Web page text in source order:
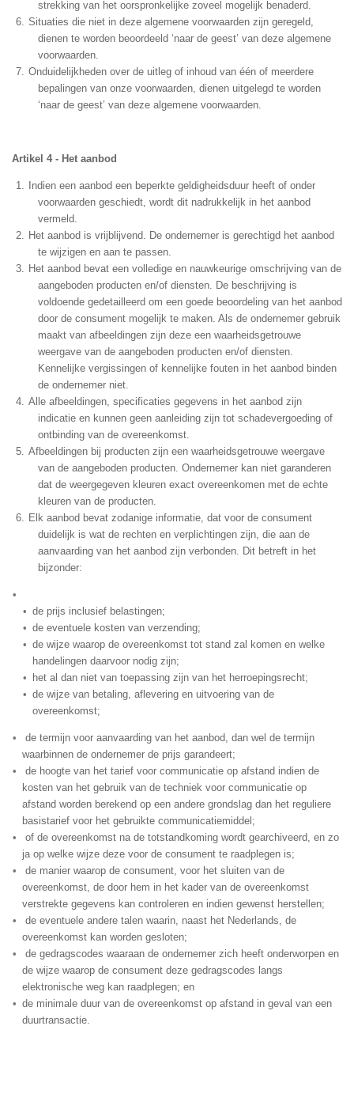
strekking van het oorspronkelijke zoveel mogelijk benaderd.
Situaties die niet in deze algemene voorwaarden zijn geregeld,
dienen te worden beoordeeld ‘naar de geest’ van deze algemene
voorwaarden.
Onduidelijkheden over de uitleg of inhoud van één of meerdere
bepalingen van onze voorwaarden, dienen uitgelegd te worden
‘naar de geest’ van deze algemene voorwaarden.
Artikel 4 - Het aanbod
Indien een aanbod een beperkte geldigheidsduur heeft of onder
voorwaarden geschiedt, wordt dit nadrukkelijk in het aanbod
vermeld.
Het aanbod is vrijblijvend. De ondernemer is gerechtigd het aanbod
te wijzigen en aan te passen.
Het aanbod bevat een volledige en nauwkeurige omschrijving van de
aangeboden producten en/of diensten. De beschrijving is
voldoende gedetailleerd om een goede beoordeling van het aanbod
door de consument mogelijk te maken. Als de ondernemer gebruik
maakt van afbeeldingen zijn deze een waarheidsgetrouwe
weergave van de aangeboden producten en/of diensten.
Kennelijke vergissingen of kennelijke fouten in het aanbod binden
de ondernemer niet.
Alle afbeeldingen, specificaties gegevens in het aanbod zijn
indicatie en kunnen geen aanleiding zijn tot schadevergoeding of
ontbinding van de overeenkomst.
Afbeeldingen bij producten zijn een waarheidsgetrouwe weergave
van de aangeboden producten. Ondernemer kan niet garanderen
dat de weergegeven kleuren exact overeenkomen met de echte
kleuren van de producten.
Elk aanbod bevat zodanige informatie, dat voor de consument
duidelijk is wat de rechten en verplichtingen zijn, die aan de
aanvaarding van het aanbod zijn verbonden. Dit betreft in het
bijzonder:
de prijs inclusief belastingen;
de eventuele kosten van verzending;
de wijze waarop de overeenkomst tot stand zal komen en welke
handelingen daarvoor nodig zijn;
het al dan niet van toepassing zijn van het herroepingsrecht;
de wijze van betaling, aflevering en uitvoering van de
overeenkomst;
de termijn voor aanvaarding van het aanbod, dan wel de termijn
waarbinnen de ondernemer de prijs garandeert;
de hoogte van het tarief voor communicatie op afstand indien de
kosten van het gebruik van de techniek voor communicatie op
afstand worden berekend op een andere grondslag dan het reguliere
basistarief voor het gebruikte communicatiemiddel;
of de overeenkomst na de totstandkoming wordt gearchiveerd, en zo
ja op welke wijze deze voor de consument te raadplegen is;
de manier waarop de consument, voor het sluiten van de
overeenkomst, de door hem in het kader van de overeenkomst
verstrekte gegevens kan controleren en indien gewenst herstellen;
de eventuele andere talen waarin, naast het Nederlands, de
overeenkomst kan worden gesloten;
de gedragscodes waaraan de ondernemer zich heeft onderworpen en
de wijze waarop de consument deze gedragscodes langs
elektronische weg kan raadplegen; en
de minimale duur van de overeenkomst op afstand in geval van een
duurtransactie.